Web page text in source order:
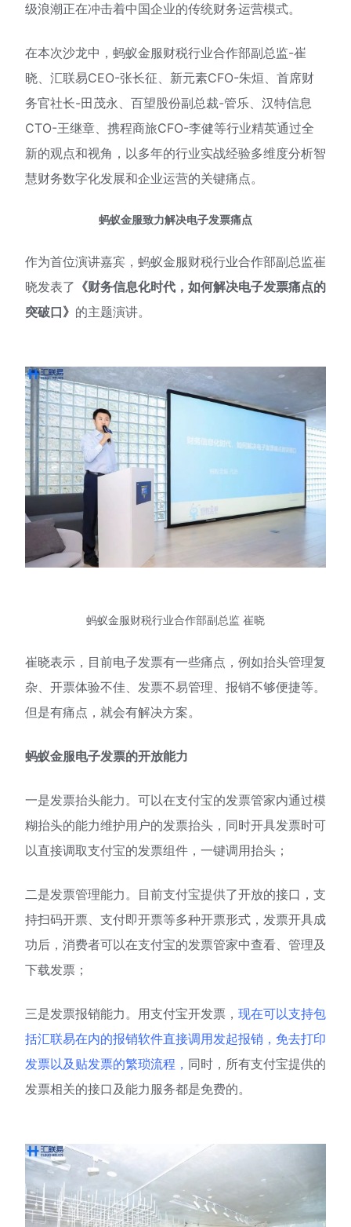
级浪潮正在冲击着中国企业的传统财务运营模式。
在本次沙龙中，蚂蚁金服财税行业合作部副总监-崔
晓、汇联易CEO-张长征、新元素CFO-朱烜、首席财
务官社长-田茂永、百望股份副总裁-管乐、汉特信息
CTO-王继章、携程商旅CFO-李健等行业精英通过全
新的观点和视角，以多年的行业实战经验多维度分析智
慧财务数字化发展和企业运营的关键痛点。
蚂蚁金服致力解决电子发票痛点
作为首位演讲嘉宾，蚂蚁金服财税行业合作部副总监崔
晓发表了 《财务信息化时代，如何解决电子发票痛点的
突破口》 的主题演讲。
蚂蚁金服财税行业合作部副总监 崔晓
崔晓表示，目前电子发票有一些痛点，例如抬头管理复
杂、开票体验不佳、发票不易管理、报销不够便捷等。
但是有痛点，就会有解决方案。
蚂蚁金服电子发票的开放能力
一是发票抬头能力。可以在支付宝的发票管家内通过模
糊抬头的能力维护用户的发票抬头，同时开具发票时可
以直接调取支付宝的发票组件，一键调用抬头；
二是发票管理能力。目前支付宝提供了开放的接口，支
持扫码开票、支付即开票等多种开票形式，发票开具成
功后，消费者可以在支付宝的发票管家中查看、管理及
下载发票；
三是发票报销能力。用支付宝开发票， 现在可以支持包
括汇联易在内的报销软件直接调用发起报销，免去打印
发票以及贴发票的繁琐流程， 同时，所有支付宝提供的
发票相关的接口及能力服务都是免费的。